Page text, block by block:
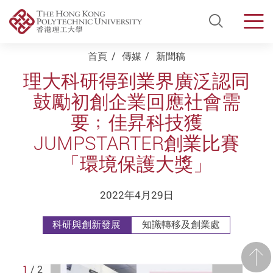
Open
Start main content首頁 傳媒 新聞稿
理大科研得到業界廣泛認同
鼓勵初創企業回應社會需
要﹔佳昇科技獲
JUMPSTARTER創業比賽
「環境保護大獎」
2022年4月29日
科研與創新發展 知識轉移及創業處
前
1 / 2